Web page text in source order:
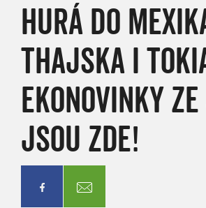
HURÁ DO
THAJSKA I
EKONOVINKY
JSOU ZDE!